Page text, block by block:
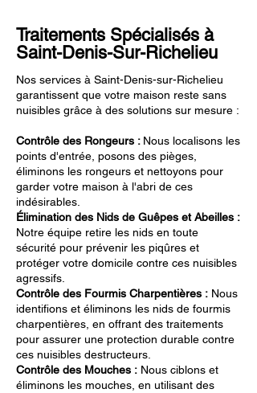
Traitements Spécialisés à
Saint-Denis-Sur-Richelieu
Nos services à Saint-Denis-sur-Richelieu
garantissent que votre maison reste sans
nuisibles grâce à des solutions sur mesure :
Contrôle des Rongeurs : Nous localisons les
points d'entrée, posons des pièges,
éliminons les rongeurs et nettoyons pour
garder votre maison à l'abri de ces
indésirables.
Élimination des Nids de Guêpes et Abeilles :
Notre équipe retire les nids en toute
sécurité pour prévenir les piqûres et
protéger votre domicile contre ces nuisibles
agressifs.
Contrôle des Fourmis Charpentières : Nous
identifions et éliminons les nids de fourmis
charpentières, en offrant des traitements
pour assurer une protection durable contre
ces nuisibles destructeurs.
Contrôle des Mouches : Nous ciblons et
éliminons les mouches, en utilisant des